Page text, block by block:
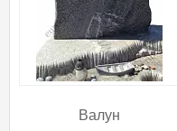
Валун